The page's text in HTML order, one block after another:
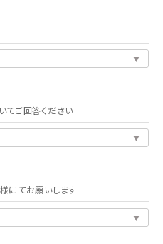
てご回答ください
にてお願いします